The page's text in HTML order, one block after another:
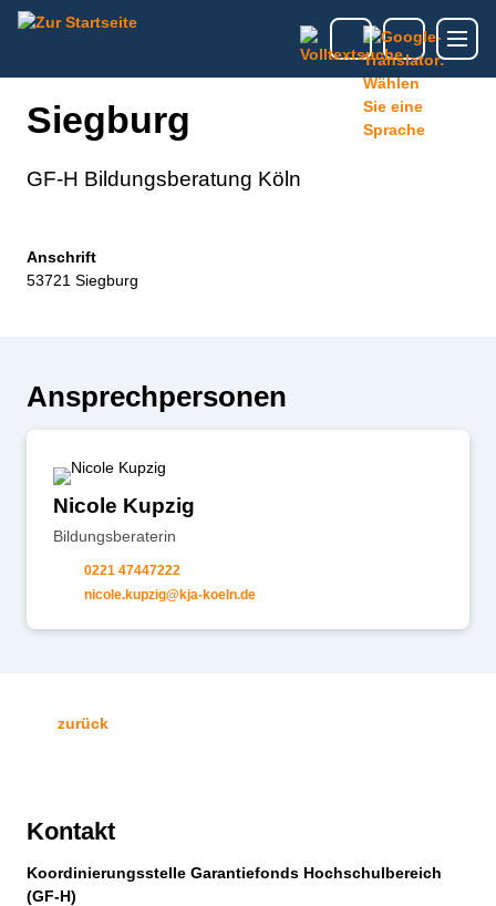
Siegburg
GF-H Bildungsberatung Köln
Anschrift
53721 Siegburg
Ansprechpersonen
Nicole Kupzig
Bildungsberaterin
0221 47447222
n c k pz g kj -k ln d
zurück
Kontakt
Koordinierungsstelle Garantiefonds Hochschulbereich
(GF-H)